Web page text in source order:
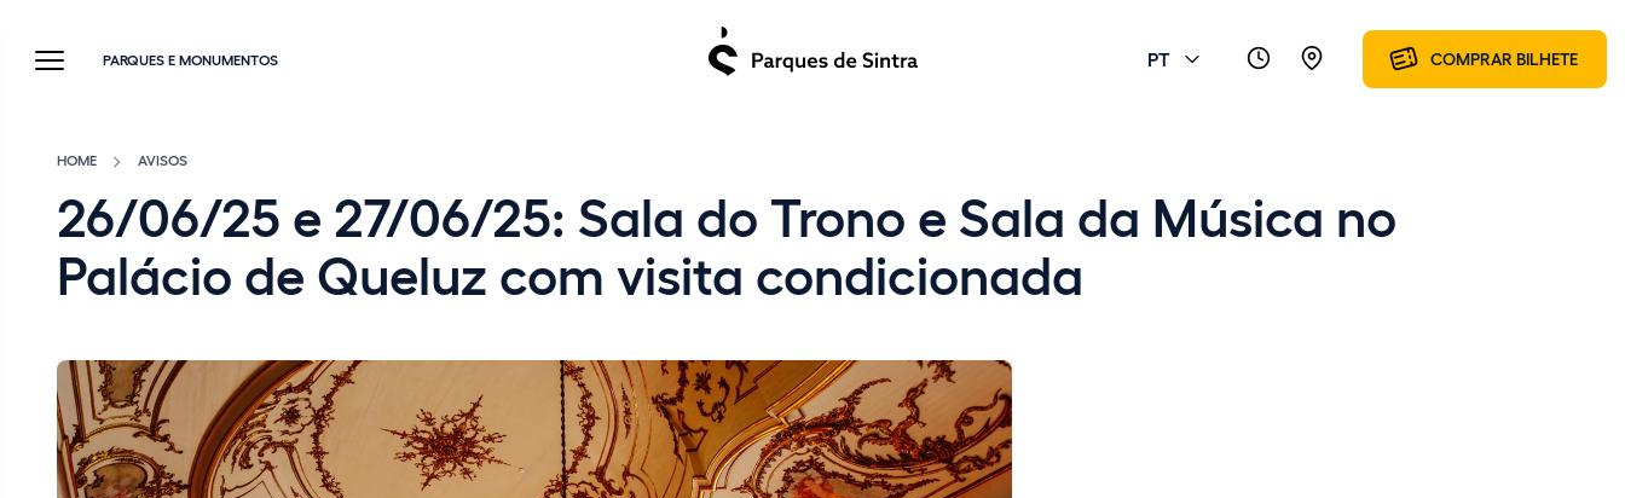
PARQUES E MONUMENTOS PT COMPRAR BILHETE
HOME AVISOS
26/06/25 e 27/06/25: Sala do Trono e Sala da Música no
Palácio de Queluz com visita condicionada